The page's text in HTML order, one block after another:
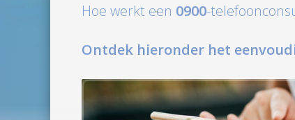
Hoe werkt een 0900-
Ontdek hieronder het